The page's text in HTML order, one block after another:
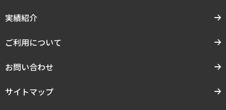
実績紹介
ご利用について
お問い合わせ
サイトマップ